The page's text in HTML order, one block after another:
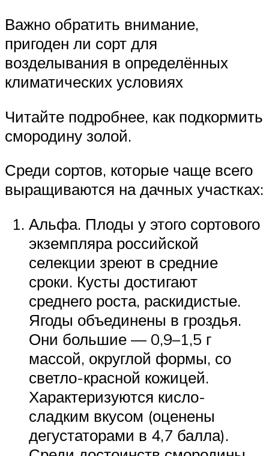
Важно обратить внимание,
пригоден ли сорт для
возделывания в определённых
климатических условиях
Читайте подробнее, как подкормить
смородину золой.
Среди сортов, которые чаще всего
выращиваются на дачных участках:
Альфа. Плоды у этого сортового
экземпляра российской
селекции зреют в средние
сроки. Кусты достигают
среднего роста, раскидистые.
Ягоды объединены в гроздья.
Они большие — 0,9–1,5 г
массой, округлой формы, со
светло-красной кожицей.
Характеризуются кисло-
сладким вкусом (оценены
дегустаторами в 4,7 балла).